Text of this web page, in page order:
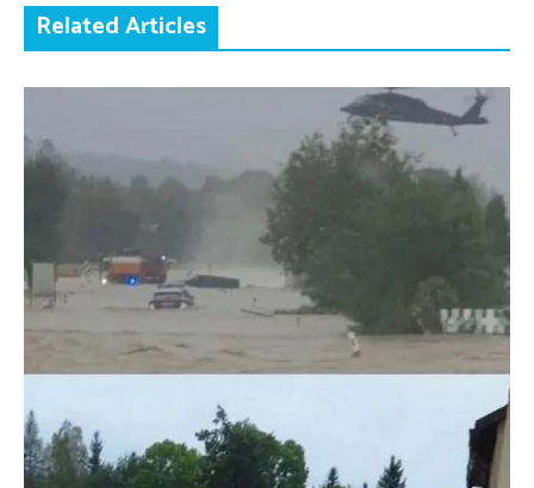
Related Articles